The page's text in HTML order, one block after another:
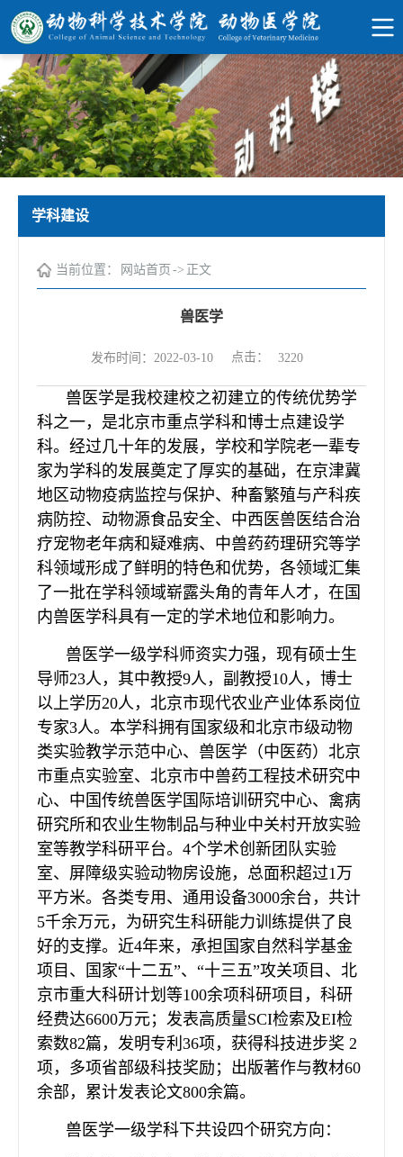
学科建设
当前位置： 网站首页 -> 正文
兽医学
发布时间：2022-03-10 点击： 3220
兽医学是我校建校之初建立的传统优势学
科之一，是北京市重点学科和博士点建设学
科。经过几十年的发展，学校和学院老一辈专
家为学科的发展奠定了厚实的基础，在京津冀
地区动物疫病监控与保护、种畜繁殖与产科疾
病防控、动物源食品安全、中西医兽医结合治
疗宠物老年病和疑难病、中兽药药理研究等学
科领域形成了鲜明的特色和优势，各领域汇集
了一批在学科领域崭露头角的青年人才，在国
内兽医学科具有一定的学术地位和影响力。
兽医学一级学科师资实力强，现有硕士生
导师23人，其中教授9人，副教授10人，博士
以上学历20人，北京市现代农业产业体系岗位
专家3人。本学科拥有国家级和北京市级动物
类实验教学示范中心、兽医学（中医药）北京
市重点实验室、北京市中兽药工程技术研究中
心、中国传统兽医学国际培训研究中心、禽病
研究所和农业生物制品与种业中关村开放实验
室等教学科研平台。4个学术创新团队实验
室、屏障级实验动物房设施，总面积超过1万
平方米。各类专用、通用设备3000余台，共计
5千余万元，为研究生科研能力训练提供了良
好的支撑。近4年来，承担国家自然科学基金
项目、国家“十二五”、“十三五”攻关项目、北
京市重大科研计划等100余项科研项目，科研
经费达6600万元；发表高质量SCI检索及EI检
索数82篇，发明专利36项，获得科技进步奖 2
项，多项省部级科技奖励；出版著作与教材60
余部，累计发表论文800余篇。
兽医学一级学科下共设四个研究方向：